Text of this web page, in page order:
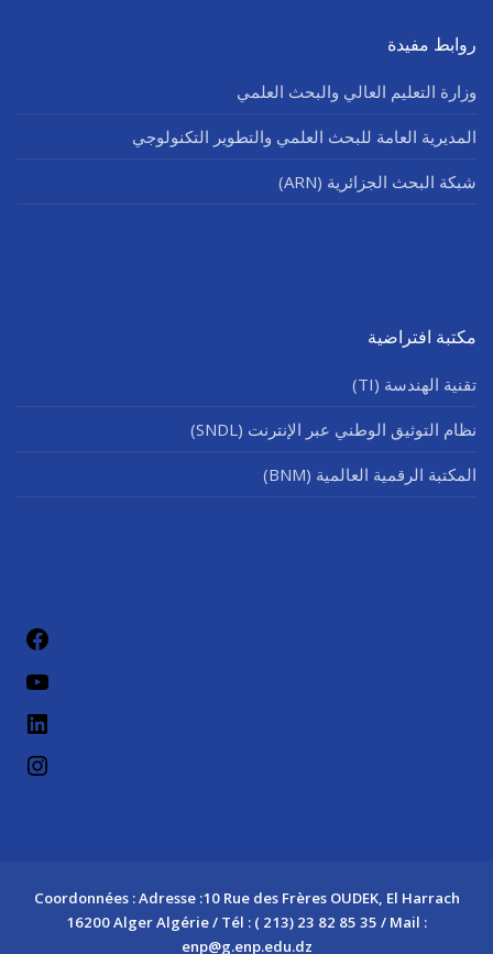
روابط مفيدة
وزارة التعليم العالي والبحث العلمي
المديرية العامة للبحث العلمي والتطوير التكنولوجي
شبكة البحث الجزائرية (ARN)
مكتبة افتراضية
تقنية الهندسة (TI)
نظام التوثيق الوطني عبر الإنترنت (SNDL)
المكتبة الرقمية العالمية (BNM)
Coordonnées : Adresse :10 Rue des Frères OUDEK, El Harrach
16200 Alger Algérie / Tél : ( 213) 23 82 85 35 / Mail :
enp@g.enp.edu.dz